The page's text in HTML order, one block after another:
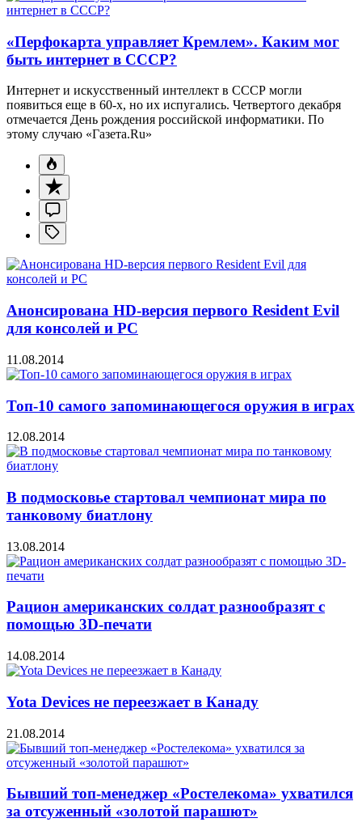
«Перфокарта управляет Кремлем». Каким мог
быть интернет в СССР?
Интернет и искусственный интеллект в СССР могли
появиться еще в 60-х, но их испугались. Четвертого декабря
отмечается День рождения российской информатики. По
этому случаю «Газета.Ru»
Анонсирована HD-версия первого Resident Evil
для консолей и PC
11.08.2014
Топ-10 самого запоминающегося оружия в играх
12.08.2014
В подмосковье стартовал чемпионат мира по
танковому биатлону
13.08.2014
Рацион американских солдат разнообразят с
помощью 3D-печати
14.08.2014
Yota Devices не переезжает в Канаду
21.08.2014
Бывший топ-менеджер «Ростелекома» ухватился
за отсуженный «золотой парашют»